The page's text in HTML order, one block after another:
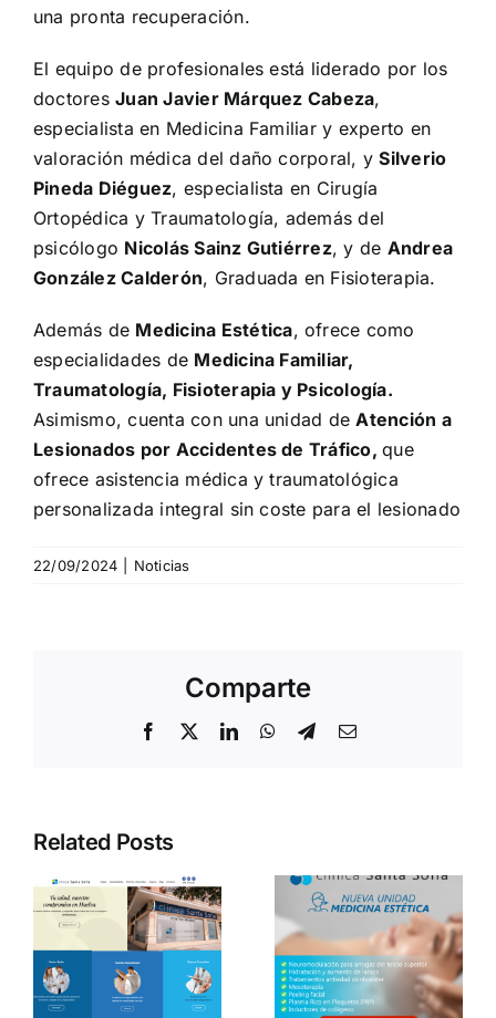
una pronta recuperación.
El equipo de profesionales está liderado por los
doctoresJuan Javier Márquez Cabeza,
especialista en Medicina Familiar y experto en
valoración médica del daño corporal, ySilverio
Pineda Diéguez, especialista en Cirugía
Ortopédica y Traumatología, además del
psicólogo Nicolás Sainz Gutiérrez, y de Andrea
González Calderón, Graduada en Fisioterapia.
Además de Medicina Estética, ofrece como
especialidades de Medicina Familiar,
Traumatología, Fisioterapia y Psicología.
Asimismo, cuenta con una unidad deAtención a
Lesionados por Accidentes de Tráfico,que
ofrece asistencia médica y traumatológica
personalizada integral sin coste para el lesionado
22/09/2024 Noticias
Comparte
Facebook
X LinkedInWhatsApp
TelegramEmail
Related Posts
Clínica
Santa
Sofía, tu
nuevo
centro